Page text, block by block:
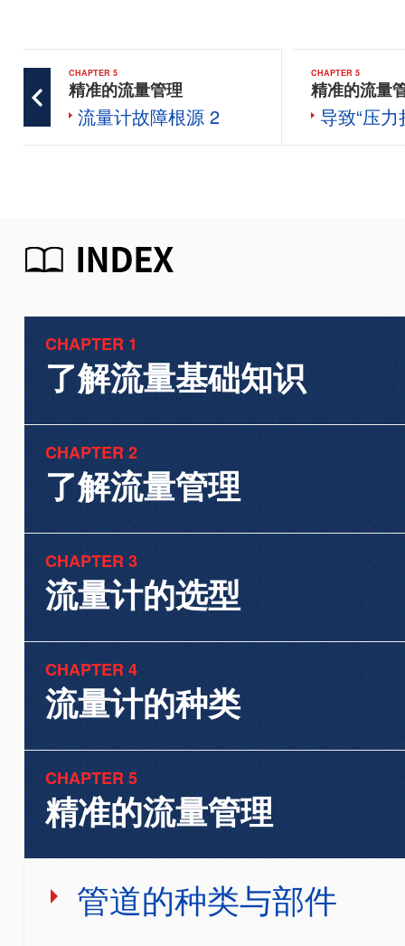
CHAPTER 5
精准的流量管理
流量计故障根源 2
CHAPTER 5
精准的流量
导致“压
CHAPTER 1
了解流量基础知识
CHAPTER 2
了解流量管理
CHAPTER 3
流量计的选型
CHAPTER 4
流量计的种类
CHAPTER 5
精准的流量管理
管道的种类与部件